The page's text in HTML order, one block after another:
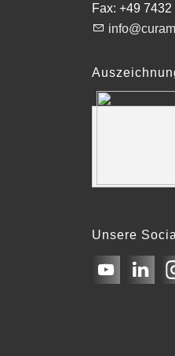
Fax: +49
Unsere